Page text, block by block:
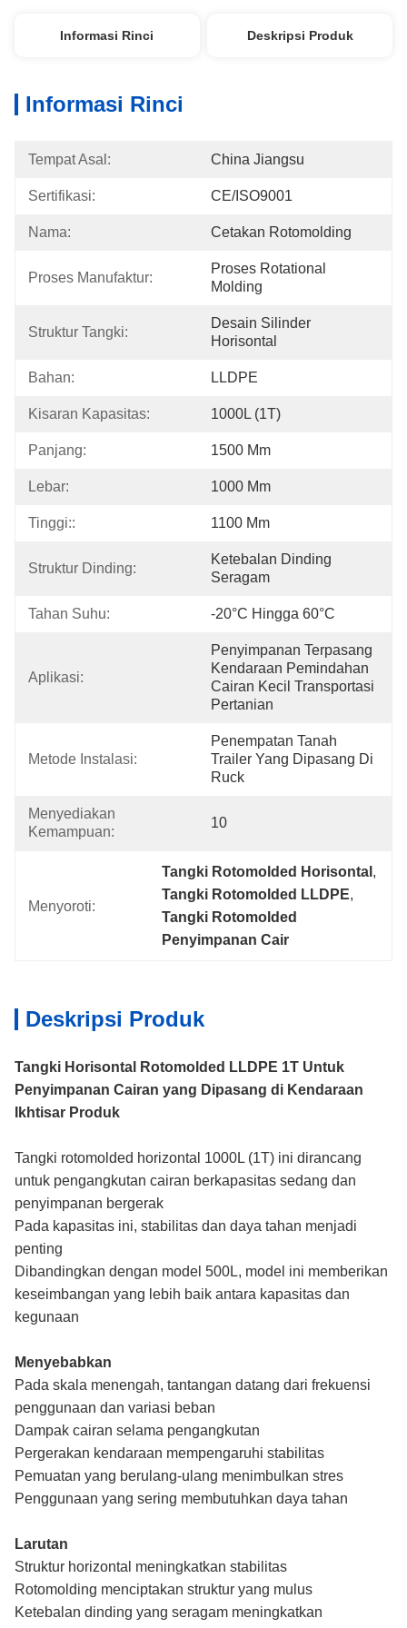
Informasi Rinci Deskripsi Produk
Informasi Rinci
Tempat Asal: China Jiangsu
Sertifikasi: CE/ISO9001
Nama: Cetakan Rotomolding
Proses Manufaktur:
Proses Rotational
Molding
Struktur Tangki:
Desain Silinder
Horisontal
Bahan: LLDPE
Kisaran Kapasitas: 1000L (1T)
Panjang: 1500 Mm
Lebar: 1000 Mm
Tinggi:: 1100 Mm
Struktur Dinding:
Ketebalan Dinding
Seragam
Tahan Suhu: -20°C Hingga 60°C
Aplikasi:
Penyimpanan Terpasang
Kendaraan Pemindahan
Cairan Kecil Transportasi
Pertanian
Metode Instalasi:
Penempatan Tanah
Trailer Yang Dipasang Di
Ruck
Menyediakan
Kemampuan:
10
Menyoroti:
Tangki Rotomolded Horisontal
Tangki Rotomolded LLDPE,
Tangki Rotomolded
Penyimpanan Cair
Deskripsi Produk
Tangki Horisontal Rotomolded LLDPE 1T Untuk
Penyimpanan Cairan yang Dipasang di Kendaraan
Ikhtisar Produk
Tangki rotomolded horizontal 1000L (1T) ini dirancang
untuk pengangkutan cairan berkapasitas sedang dan
penyimpanan bergerak
Pada kapasitas ini, stabilitas dan daya tahan menjadi
penting
Dibandingkan dengan model 500L, model ini memberikan
keseimbangan yang lebih baik antara kapasitas dan
kegunaan
Menyebabkan
Pada skala menengah, tantangan datang dari frekuensi
penggunaan dan variasi beban
Dampak cairan selama pengangkutan
Pergerakan kendaraan mempengaruhi stabilitas
Pemuatan yang berulang-ulang menimbulkan stres
Penggunaan yang sering membutuhkan daya tahan
Larutan
Struktur horizontal meningkatkan stabilitas
Rotomolding menciptakan struktur yang mulus
Ketebalan dinding yang seragam meningkatkan